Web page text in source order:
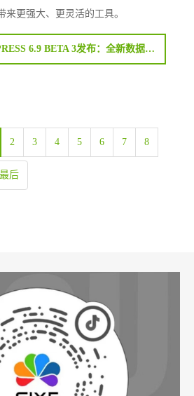
来更强大、更灵活的工具。
阅读全文: WORDPRESS 6.9 BETA 3发布：全新数据视图、字体库与区块绑定引领建站新体验
2 3 4 5 6 7 8
最后